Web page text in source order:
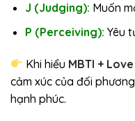
J (Judging): Muốn
P (Perceiving): Yêu
Khi hiểu MBTI +
cảm xúc của đối
hạnh phúc.